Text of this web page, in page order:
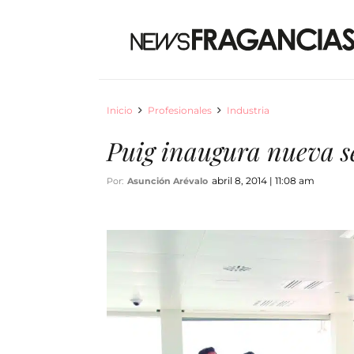
Inicio Profesionales Industria
Puig inaugura nueva
Por: Asunción Arévalo abril 8, 2014 | 11:08 am